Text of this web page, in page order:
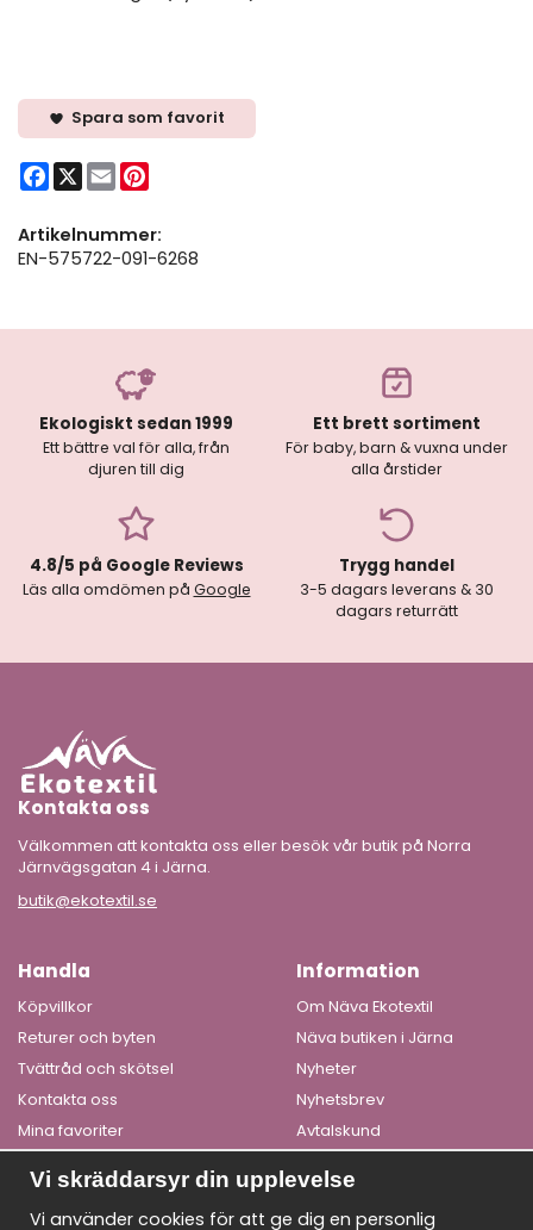
Spara som favorit
Facebook
X Email
Artikelnummer:
EN-575722-091-6268
Ekologiskt sedan 1999
Ett bättre val för alla, från
djuren till dig
Ett brett sortiment
För baby, barn & vuxna under
alla årstider
4.8/5 på Google Reviews
Läs alla omdömen på Google
Trygg handel
3-5 dagars leverans & 30
dagars returrätt
Kontakta oss
Välkommen att kontakta oss eller besök vår butik på Norra
Järnvägsgatan 4 i Järna.
butik@ekotextil.se
Handla
Köpvillkor
Returer och byten
Tvättråd och skötsel
Kontakta oss
Mina favoriter
Information
Om Näva Ekotextil
Näva butiken i Järna
Nyheter
Nyhetsbrev
Avtalskund
Få våra bästa erbjudanden och nyheter!
Vi skräddarsyr din upplevelse
Vi använder cookies för att ge dig en personlig